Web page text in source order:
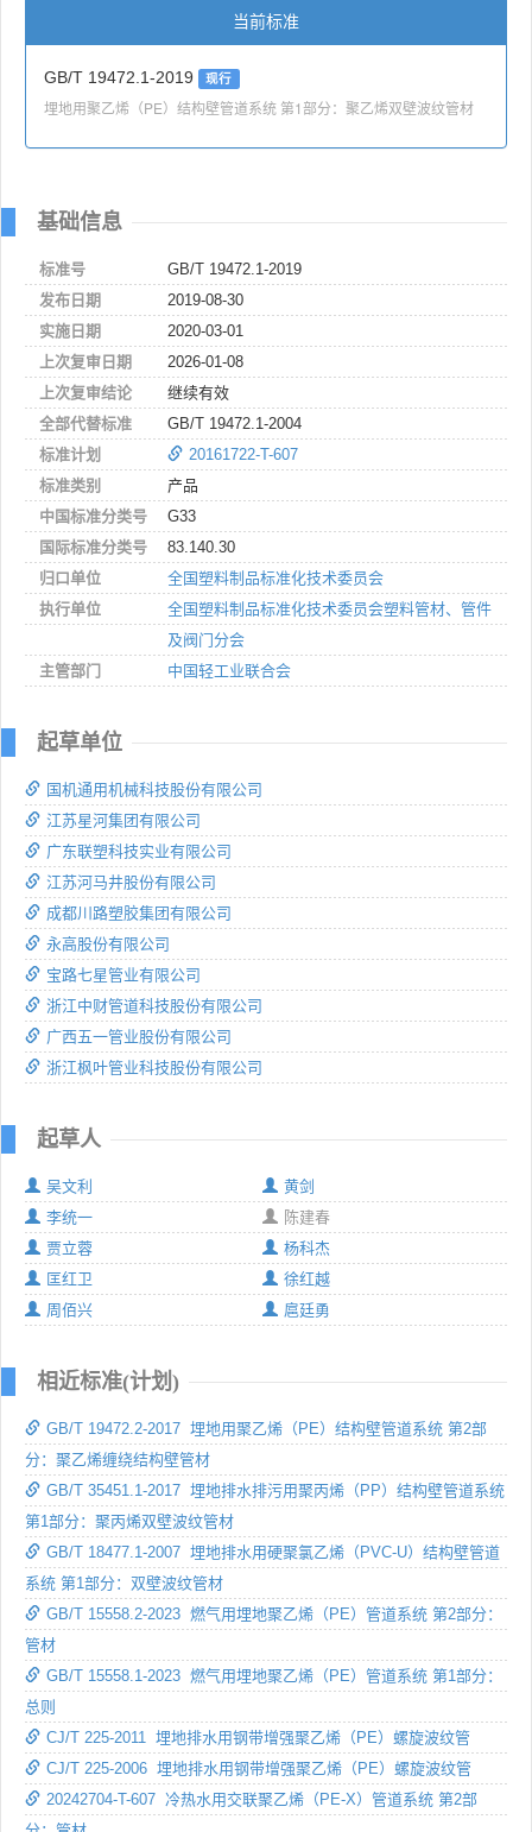
当前标准
GB/T 19472.1-2019 现行
埋地用聚乙烯（PE）结构壁管道系统 第1部分：聚乙烯双壁波纹管材
基础信息
标准号
GB/T 19472.1-2019
发布日期
2019-08-30
实施日期
2020-03-01
上次复审日期
2026-01-08
上次复审结论
继续有效
全部代替标准
GB/T 19472.1-2004
标准计划
20161722-T-607
标准类别
产品
中国标准分类号
G33
国际标准分类号
83.140.30
归口单位
全国塑料制品标准化技术委员会
执行单位
全国塑料制品标准化技术委员会塑料管材、管件
及阀门分会
主管部门
中国轻工业联合会
起草单位
国机通用机械科技股份有限公司
江苏星河集团有限公司
广东联塑科技实业有限公司
江苏河马井股份有限公司
成都川路塑胶集团有限公司
永高股份有限公司
宝路七星管业有限公司
浙江中财管道科技股份有限公司
广西五一管业股份有限公司
浙江枫叶管业科技股份有限公司
起草人
吴文利
黄剑
李统一
陈建春
贾立蓉
杨科杰
匡红卫
徐红越
周佰兴
扈廷勇
相近标准(计划)
GB/T 19472.2-2017 埋地用聚乙烯（PE）结构壁管道系统 第2部
分：聚乙烯缠绕结构壁管材
GB/T 35451.1-2017 埋地排水排污用聚丙烯（PP）结构壁管道系统
第1部分：聚丙烯双壁波纹管材
GB/T 18477.1-2007 埋地排水用硬聚氯乙烯（PVC-U）结构壁管道
系统 第1部分：双壁波纹管材
GB/T 15558.2-2023 燃气用埋地聚乙烯（PE）管道系统 第2部分：
管材
GB/T 15558.1-2023 燃气用埋地聚乙烯（PE）管道系统 第1部分：
总则
CJ/T 225-2011 埋地排水用钢带增强聚乙烯（PE）螺旋波纹管
CJ/T 225-2006 埋地排水用钢带增强聚乙烯（PE）螺旋波纹管
20242704-T-607 冷热水用交联聚乙烯（PE-X）管道系统 第2部